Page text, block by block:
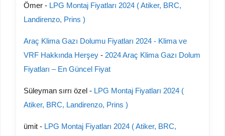
Ömer - LPG Montaj Fiyatları 2024 ( Atiker, BRC,
Landirenzo, Prins )
Araç Klima Gazı Dolumu Fiyatları 2024 - Klima ve
VRF Hakkında Herşey - 2024 Araç Klima Gazı Dolum
Fiyatları – En Güncel Fiyat
Süleyman sırrı özel - LPG Montaj Fiyatları 2024 (
Atiker, BRC, Landirenzo, Prins )
ümit - LPG Montaj Fiyatları 2024 ( Atiker, BRC,